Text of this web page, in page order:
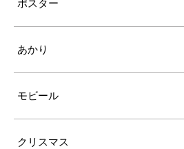
ポスター
あかり
モビール
クリスマス